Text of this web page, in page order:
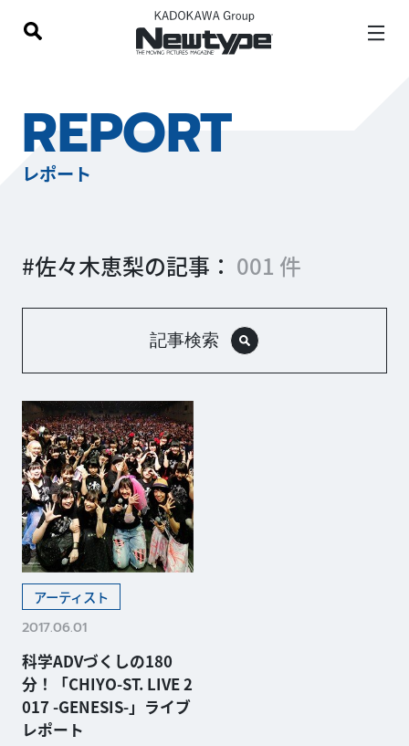
REPORT
レポート
#佐々木恵梨の記事： 001 件
記事検索
アーティスト
2017.06.01
科学ADVづくしの180
分！「CHIYO-ST. LIVE 2
017 -GENESIS-」ライブ
レポート